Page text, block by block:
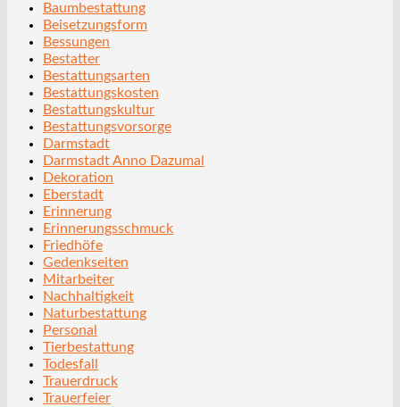
Baumbestattung
Beisetzungsform
Bessungen
Bestatter
Bestattungsarten
Bestattungskosten
Bestattungskultur
Bestattungsvorsorge
Darmstadt
Darmstadt Anno Dazumal
Dekoration
Eberstadt
Erinnerung
Erinnerungsschmuck
Friedhöfe
Gedenkseiten
Mitarbeiter
Nachhaltigkeit
Naturbestattung
Personal
Tierbestattung
Todesfall
Trauerdruck
Trauerfeier